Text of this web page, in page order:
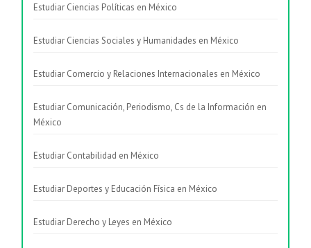
Estudiar Ciencias Políticas en México
Estudiar Ciencias Sociales y Humanidades en México
Estudiar Comercio y Relaciones Internacionales en México
Estudiar Comunicación, Periodismo, Cs de la Información en
México
Estudiar Contabilidad en México
Estudiar Deportes y Educación Física en México
Estudiar Derecho y Leyes en México